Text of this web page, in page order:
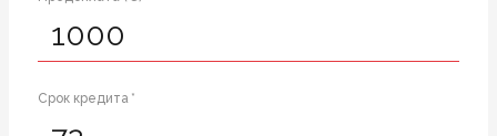
Срок кредита *